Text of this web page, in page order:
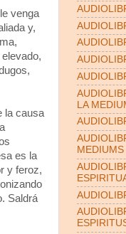
venga
y,
la causa
es la
y feroz,
Saldrá
LA
MEDIUMS